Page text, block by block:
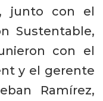
junto con el
Sustentable,
con el
y el gerente
Ramírez,